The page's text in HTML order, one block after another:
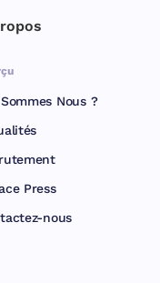
Nous ?
Press
nous